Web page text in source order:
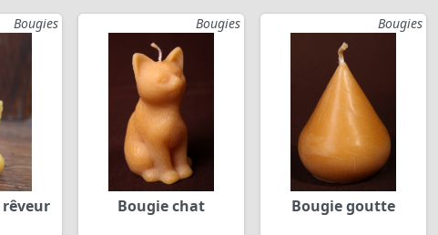
Bougies
rêveur
Bougies
Bougie chat
Bougies
Bougie goutte